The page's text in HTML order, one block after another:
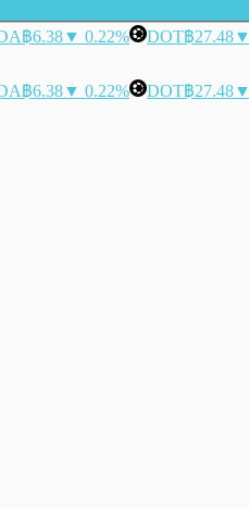
฿6.38▼ 0.22% DOT฿27.48
฿6.38▼ 0.22% DOT฿27.48